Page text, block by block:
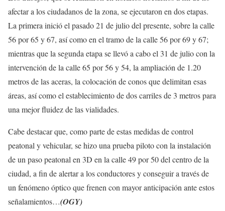
afectar a los ciudadanos de la zona, se ejecutaron en dos etapas.
La primera inició el pasado 21 de julio del presente, sobre la calle
56 por 65 y 67, así como en el tramo de la calle 56 por 69 y 67;
mientras que la segunda etapa se llevó a cabo el 31 de julio con la
intervención de la calle 65 por 56 y 54, la ampliación de 1.20
metros de las aceras, la colocación de conos que delimitan esas
áreas, así como el establecimiento de dos carriles de 3 metros para
una mejor fluidez de las vialidades.
Cabe destacar que, como parte de estas medidas de control
peatonal y vehicular, se hizo una prueba piloto con la instalación
de un paso peatonal en 3D en la calle 49 por 50 del centro de la
ciudad, a fin de alertar a los conductores y conseguir a través de
un fenómeno óptico que frenen con mayor anticipación ante estos
señalamientos…(OGY)